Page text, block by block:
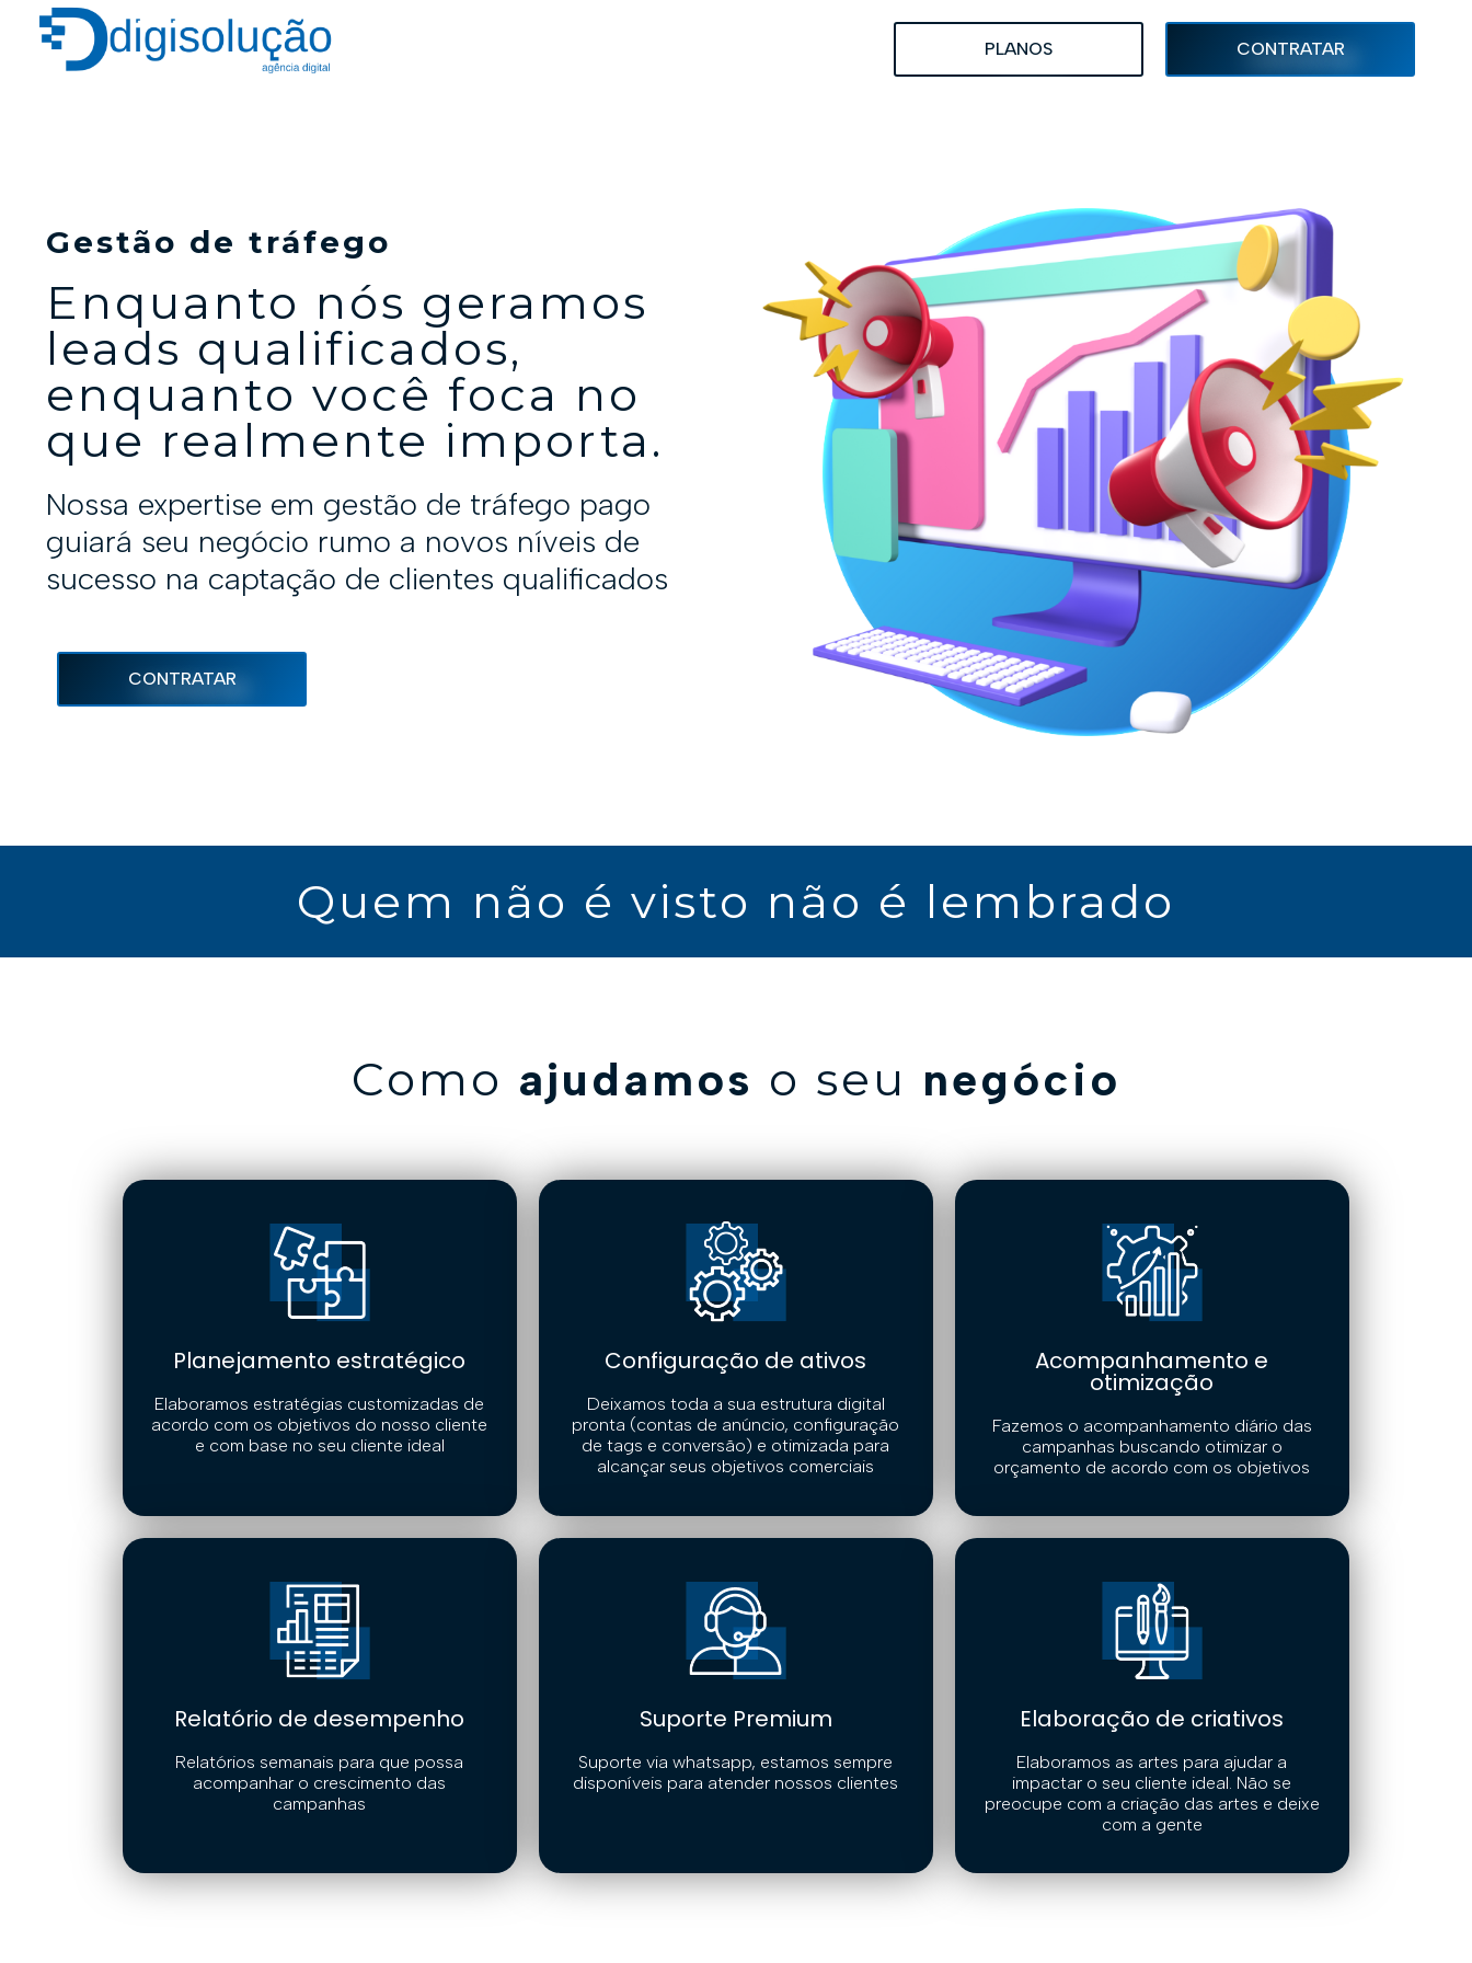
PLANOS CONTRATAR
Gestão de tráfego
Enquanto nós geramos
leads qualificados,
enquanto você foca no
que realmente importa.
Nossa expertise em gestão de tráfego pago
guiará seu negócio rumo a novos níveis de
sucesso na captação de clientes qualificados
CONTRATAR
Quem não é visto não é lembrado
Como ajudamos o seu negócio
Planejamento estratégico
Elaboramos estratégias customizadas de
acordo com os objetivos do nosso cliente
e com base no seu cliente ideal
Configuração de ativos
Deixamos toda a sua estrutura digital
pronta (contas de anúncio, configuração
de tags e conversão) e otimizada para
alcançar seus objetivos comerciais
Acompanhamento e
otimização
Fazemos o acompanhamento diário das
campanhas buscando otimizar o
orçamento de acordo com os objetivos
Relatório de desempenho
Relatórios semanais para que possa
acompanhar o crescimento das
campanhas
Suporte Premium
Suporte via whatsapp, estamos sempre
disponíveis para atender nossos clientes
Elaboração de criativos
Elaboramos as artes para ajudar a
impactar o seu cliente ideal. Não se
preocupe com a criação das artes e deixe
com a gente